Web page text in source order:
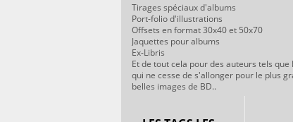
Tirages spéciaux d'albums
Port-folio d'illustrations
Offsets en format 30x40 et 50x70
Jaquettes pour albums
Ex-Libris
Et de tout cela pour des auteurs tels
qui ne cesse de s'allonger pour le plus
belles images de BD..